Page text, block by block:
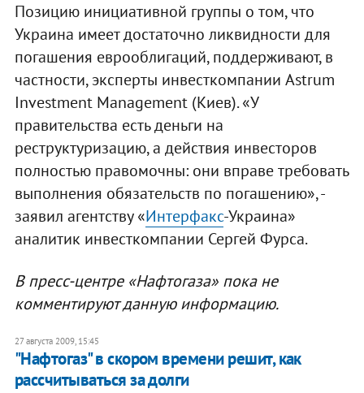
Позицию инициативной группы о том, что
Украина имеет достаточно ликвидности для
погашения еврооблигаций, поддерживают, в
частности, эксперты инвесткомпании Astrum
Investment Management (Киев). «У
правительства есть деньги на
реструктуризацию, а действия инвесторов
полностью правомочны: они вправе требовать
выполнения обязательств по погашению», -
заявил агентству «Интерфакс-Украина»
аналитик инвесткомпании Сергей Фурса.
В пресс-центре «Нафтогаза» пока не
комментируют данную информацию.
27 августа 2009, 15:45
"Нафтогаз" в скором времени решит, как
рассчитываться за долги